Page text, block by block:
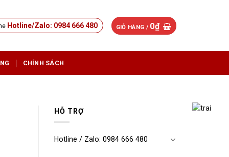
Hotline/Zalo: 0984 666 480 GIỎ HÀNG / 0₫
CHÍNH SÁCH
HỖ TRỢ
Hotline / Zalo: 0984 666 480